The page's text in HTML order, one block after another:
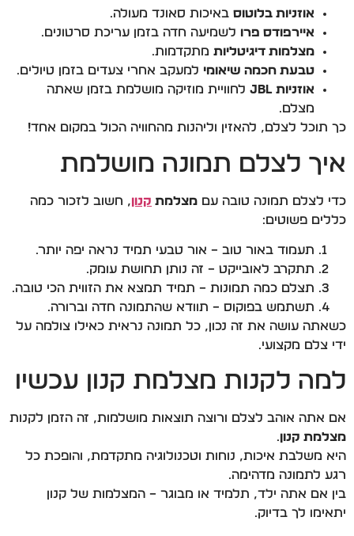
אוזניות בלוטוס באיכות סאונד מעולה.
איירפודס פרו לשמיעה חדה בזמן עריכת סרטונים.
מצלמות דיגיטליות מתקדמות.
טבעת חכמה שיאומי למעקב אחרי צעדים בזמן טיולים.
אוזניות JBL
לחוויית מוזיקה מושלמת בזמן שאתה
מצלם.
כך תוכל לצלם, להאזין וליהנות מהחוויה הכול במקום אחד!
איך לצלם תמונה מושלמת
כדי לצלם תמונה טובה עם מצלמת קנון, חשוב לזכור כמה
כללים פשוטים:
תעמוד באור טוב – אור טבעי תמיד נראה יפה יותר.
תתקרב לאובייקט – זה נותן תחושת עומק.
תצלם כמה תמונות – תמיד תמצא את הזווית הכי טובה.
תשתמש בפוקוס – תוודא שהתמונה חדה וברורה.
כשאתה עושה את זה נכון, כל תמונה נראית כאילו צולמה על
ידי צלם מקצועי.
למה לקנות מצלמת קנון עכשיו
אם אתה אוהב לצלם ורוצה תוצאות מושלמות, זה הזמן לקנות
מצלמת קנון.
היא משלבת איכות, נוחות וטכנולוגיה מתקדמת, והופכת כל
רגע לתמונה מדהימה.
בין אם אתה ילד, תלמיד או מבוגר – המצלמות של קנון
יתאימו לך בדיוק.